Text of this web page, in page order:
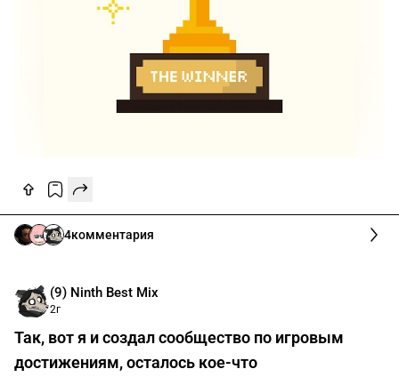
4комментария
(9) Ninth Best Mix
2г
Так, вот я и создал сообщество по игровым
достижениям, осталось кое-что